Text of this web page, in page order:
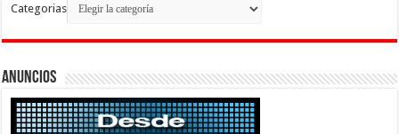
Categorias
Anuncios